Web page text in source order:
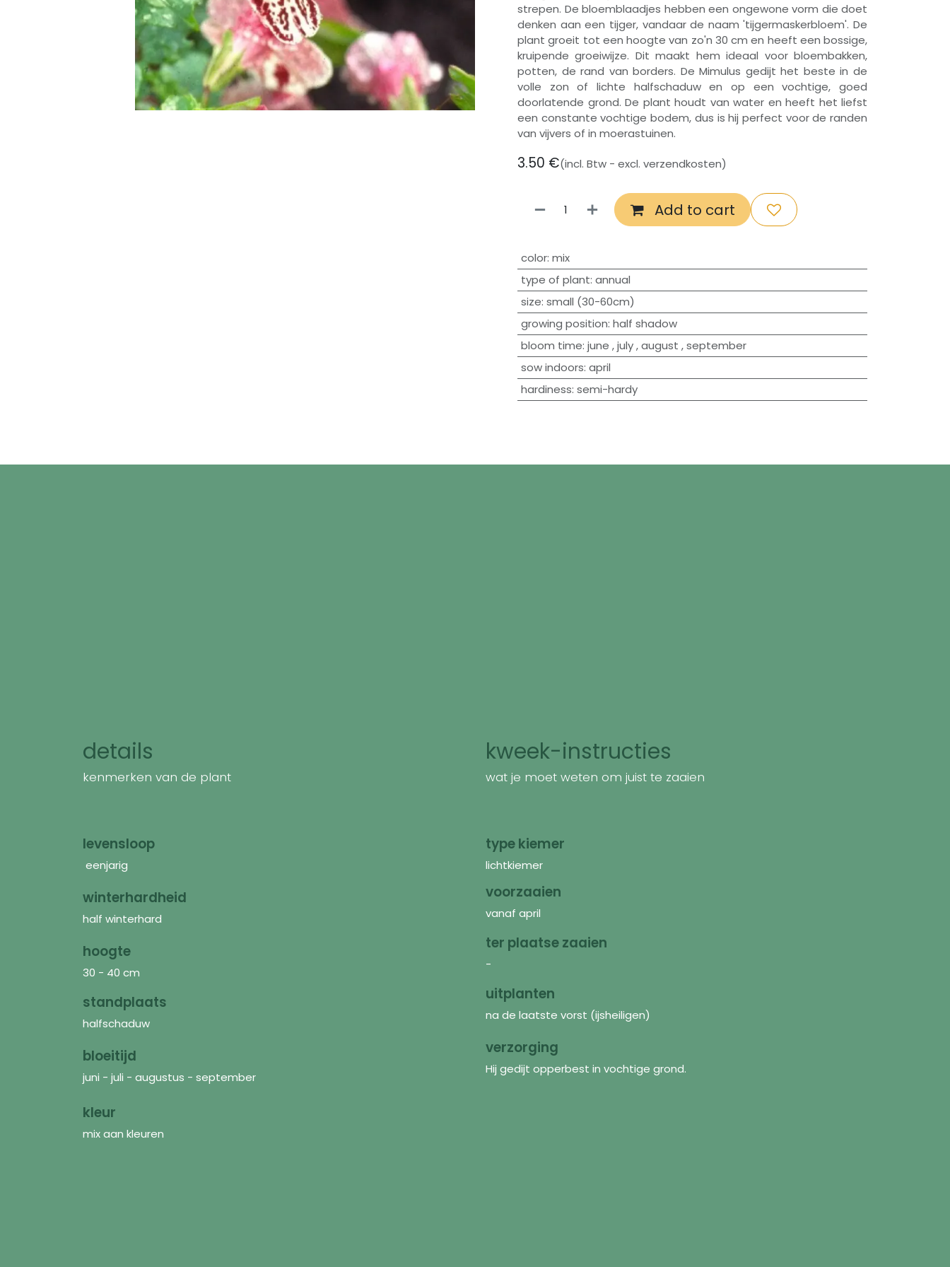
strepen. De bloemblaadjes hebben een ongewone vorm die doet
denken aan een tijger, vandaar de naam 'tijgermaskerbloem'. De
plant groeit tot een hoogte van zo'n 30 cm en heeft een bossige,
kruipende groeiwijze. Dit maakt hem ideaal voor bloembakken,
potten, de rand van borders. De Mimulus gedijt het beste in de
volle zon of lichte halfschaduw en op een vochtige, goed
doorlatende grond. De plant houdt van water en heeft het liefst
een constante vochtige bodem, dus is hij perfect voor de randen
van vijvers of in moerastuinen.
3.50 €(incl. Btw - excl. verzendkosten)
Add to cart
​color: mix
type of plant: annual
size: small (30-60cm)
growing position: half shadow
bloom time: june ,july,august ,september
sow indoors: april
hardiness: semi-hardy
details
kenmerken van de plant
levensloop
eenjarig
winterhardheid
half winterhard
hoogte
30 - 40 cm
standplaats
halfschaduw
bloeitijd
juni - juli - augustus - september
kleur
mix aan kleuren
kweek-instructies
wat je moet weten om juist te zaaien
type kiemer
lichtkiemer
voorzaaien
vanaf april
ter plaatse zaaien
-
uitplanten
na de laatste vorst (ijsheiligen)
verzorging
Hij gedijt opperbest in vochtige grond.